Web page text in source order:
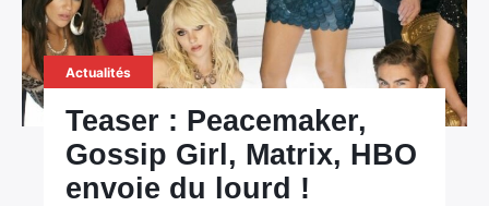
Actualités
Teaser : Peacemaker,
Gossip Girl, Matrix, HBO
envoie du lourd !